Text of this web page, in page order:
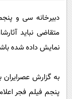
دبیرخانه سی و
متقاضی نباید
نمایش داده شده
به گزارش
پنجم فیلم فجر